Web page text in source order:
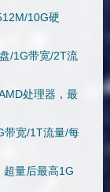
10G硬
/1G带宽/2T流
处理器，最
带宽/1T流量/每
超量后最高1G